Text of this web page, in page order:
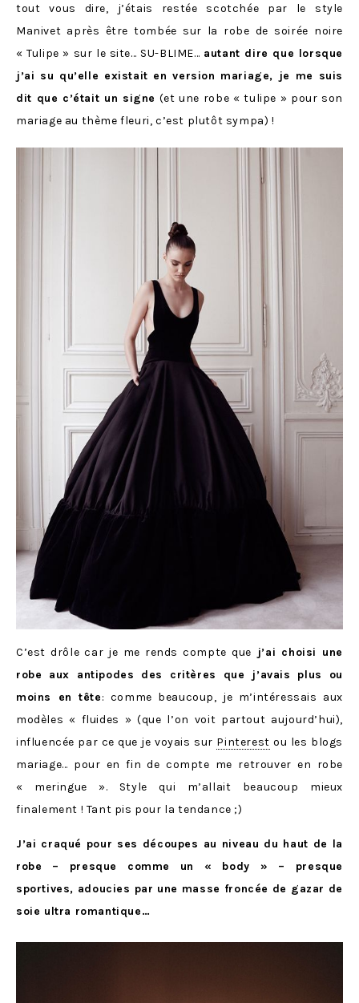
tout vous dire, j’étais restée scotchée par le style
Manivet après être tombée sur la robe de soirée noire
« Tulipe » sur le site… SU-BLIME… autant dire que lorsque
j’ai su qu’elle existait en version mariage, je me suis
dit que c’était un signe (et une robe « tulipe » pour son
mariage au thème fleuri, c’est plutôt sympa) !
C’est drôle car je me rends compte que j’ai choisi une
robe aux antipodes des critères que j’avais plus ou
moins en tête: comme beaucoup, je m’intéressais aux
modèles « fluides » (que l’on voit partout aujourd’hui),
influencée par ce que je voyais sur Pinterest ou les blogs
mariage… pour en fin de compte me retrouver en robe
« meringue ». Style qui m’allait beaucoup mieux
finalement ! Tant pis pour la tendance ;)
J’ai craqué pour ses découpes au niveau du haut de la
robe – presque comme un « body » – presque
sportives, adoucies par une masse froncée de gazar de
soie ultra romantique…